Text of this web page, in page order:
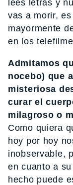
lees letras y
vas a morir,
mayormente
en los
Admitamos
nocebo) que
misteriosa
curar el
milagroso o
Como quiera
hoy por hoy
inobservable,
en cuanto a
hecho puede